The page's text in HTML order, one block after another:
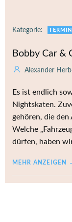
Kategorie:
Bobby Car &
Alexander
Es ist endlich
Nightskaten.
gehören, die
Welche
dürfen, haben
MEHR ANZEIGEN